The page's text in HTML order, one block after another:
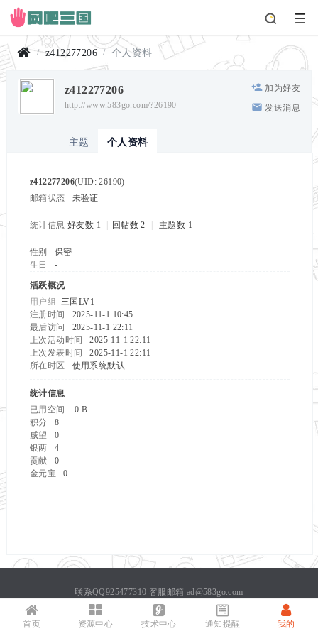
吧
三
z412277206 个人资料
加为好友
发送消息
z412277206
http://www.583go.com/?26190
主题 个人资料
z412277206(UID: 26190)
邮箱状态
未验证
统计信息 好友数 1 回帖数 2 主题数 1
性别
保密
生日
-
活跃概况
用户组 三国LV1
注册时间
2025-11-1 10:45
最后访问
2025-11-1 22:11
上次活动时间
2025-11-1 22:11
上次发表时间
2025-11-1 22:11
所在时区
使用系统默认
统计信息
已用空间
0 B
积分
8
威望
0
银两
4
贡献
0
金元宝
0
首页 资源中心 技术中心 通知提醒 我的
联系QQ925477310 客服邮箱 ad@583go.com
Copyright ©
网吧三国 583go